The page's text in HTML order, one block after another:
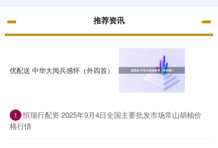
推荐资讯
优配送 中华大阅兵感怀（外四首）
1
恒瑞行配资 2025年9月4日全国主要批发市场常山胡柚价
格行情